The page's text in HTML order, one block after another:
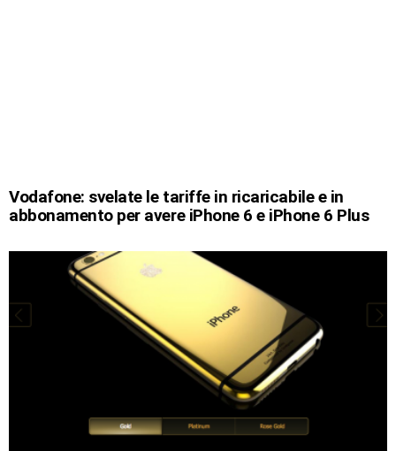
Vodafone: svelate le tariffe in ricaricabile e in
abbonamento per avere iPhone 6 e iPhone 6 Plus